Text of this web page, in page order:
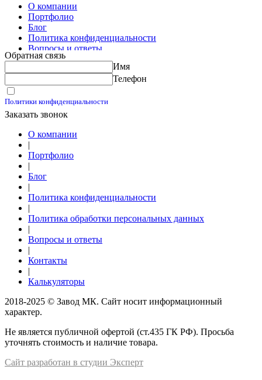
О компании
Портфолио
Блог
Политика конфиденциальности
Вопросы и ответы
Контакты
Обратная связь
Имя
Телефон
Политики конфиденциальности
Заказать звонок
О компании
|
Портфолио
|
Блог
|
Политика конфиденциальности
|
Политика обработки персональных данных
|
Вопросы и ответы
|
Контакты
|
Калькуляторы
2018-2025 © Завод МК. Сайт носит информационный
характер.
Не является публичной офертой (ст.435 ГК РФ). Просьба
уточнять стоимость и наличие товара.
Сайт разработан в студии Эксперт